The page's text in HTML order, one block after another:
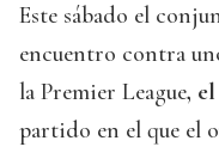
Este sábado el
encuentro contra
la Premier League,
partido en el que el